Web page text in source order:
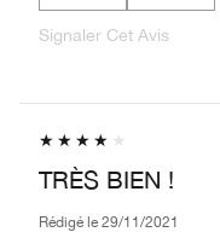
Signaler Cet Avis
TRÈS BIEN !
Rédigé le 29/11/2021